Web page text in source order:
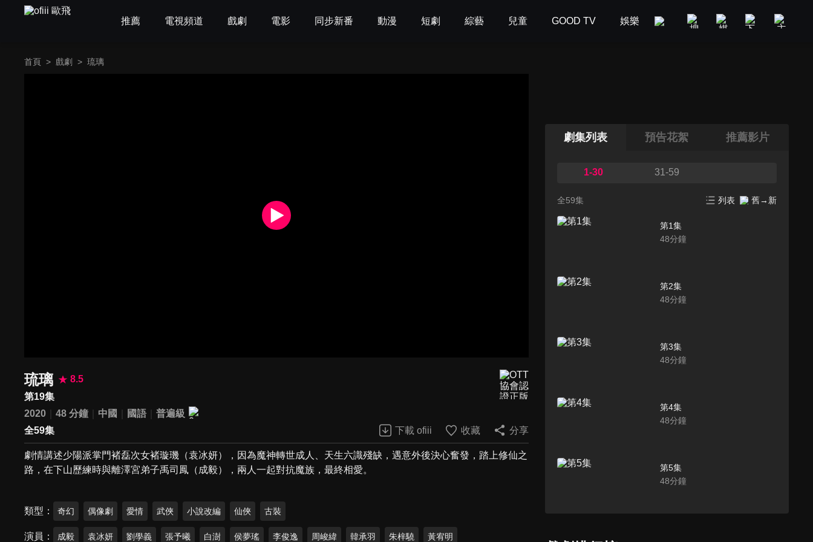
推薦 電視頻道 戲劇 電影 同步新番 動漫 短劇 綜藝 兒童 GOOD TV 娛樂 美食旅遊 新聞政論
首頁 > 戲劇 > 琉璃
琉璃
8.5
第19集
2020
48 分鐘 中國 國語
普遍級
全59集
下載 ofiii 收藏 分享
劇情講述少陽派掌門褚磊次女褚璇璣（袁冰妍），因為魔神轉世成人、天生六識殘缺，遇意外後決心奮發，踏上修仙之
路，在下山歷練時與離澤宮弟子禹司鳳（成毅），兩人一起對抗魔族，最終相愛。
類型 奇幻 偶像劇 愛情 武俠 小說改編 仙俠 古裝
演員 成毅 袁冰妍 劉學義 張予曦 白澍 侯夢瑤 李俊逸 周峻緯 韓承羽 朱梓驍 黃宥明
劇集列表 預告花絮 推薦影片
1-30 31-59
全59集 列表 舊→新
第1集
48分鐘
第2集
48分鐘
第3集
48分鐘
第4集
48分鐘
第5集
48分鐘